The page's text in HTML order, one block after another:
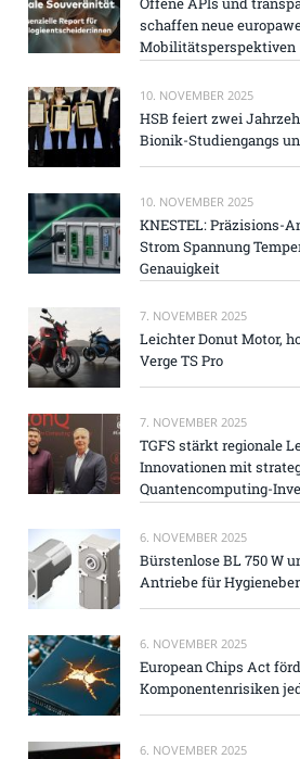
schaffen neue
Mobilitätsperspektiven
10. NOVEMBER 2025
HSB feiert zwei
Bionik-Studiengangs
10. NOVEMBER 2025
KNESTEL: Präzisions-
Strom Spannung
Genauigkeit
7. NOVEMBER 2025
Leichter Donut Motor,
Verge TS Pro
7. NOVEMBER 2025
TGFS stärkt regionale
Innovationen mit
Quantencomputing-
6. NOVEMBER 2025
Bürstenlose BL 750 W
Antriebe für
6. NOVEMBER 2025
European Chips Act
Komponentenrisiken
6. NOVEMBER 2025